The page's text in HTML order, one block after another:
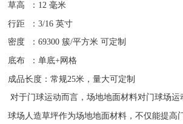
草高 ：12 毫米
行距 ：3/16 英寸
密度 ：69300 簇/平方米 可定制
底布 ：单底+网格
成品长度：常规25米，量大可定制
对于门球运动而言，场地地面材料对门球场运
球场人造草坪作为场地地面材料，不仅能提高